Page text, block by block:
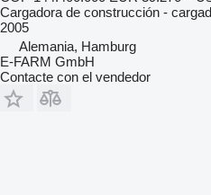
Cargadora de construcción -
2005
Alemania, Hamburg
E-FARM GmbH
Contacte con el vendedor